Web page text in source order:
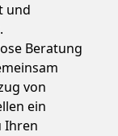
und
Beratung
von
ein
Ihren